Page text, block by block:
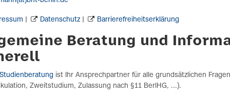
Datenschutz Barrierefreiheitserklärung
Beratung und
Studienberatung ist Ihr Ansprechpartner für alle grundsätzlichen
Zweitstudium, Zulassung nach §11 BerlHG, ...).